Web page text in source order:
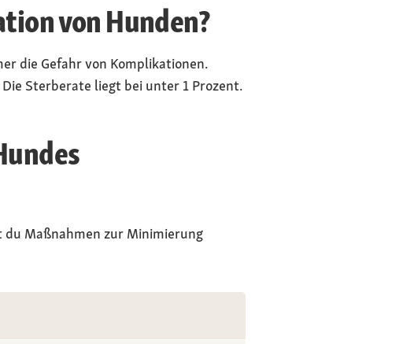
von Hunden?
die Gefahr von Komplikationen.
Sterberate liegt bei unter 1 Prozent.
Maßnahmen zur Minimierung